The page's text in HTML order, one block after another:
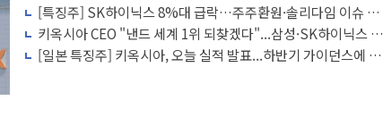
[특징주] SK하이닉스 8%대 급락…주주환원·솔리다임 이슈 부
각
키옥시아 CEO "낸드 세계 1위 되찾겠다"...삼성·SK하이닉스 추
격 선언
[일본 특징주] 키옥시아, 오늘 실적 발표...하반기 가이던스에 쏠